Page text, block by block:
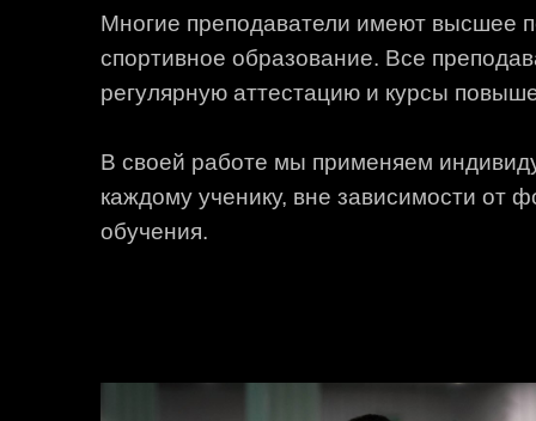
Многие преподаватели имеют высшее
спортивное образование. Все
регулярную аттестацию и курсы
В своей работе мы применяем
каждому ученику, вне зависимости от
обучения.